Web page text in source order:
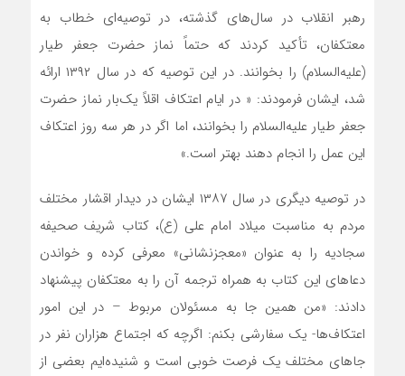
رهبر انقلاب در سال‌های گذشته، در توصیه‌ای خطاب به
معتکفان، تأکید کردند که حتماً نماز حضرت جعفر طیار
(علیه‌السلام) را بخوانند. در این توصیه که در سال ۱۳۹۲ ارائه
شد، ایشان فرمودند: « در ایام اعتکاف اقلاً یک‌بار نماز حضرت
جعفر طیار علیه‌السلام را بخوانند، اما اگر در هر سه روز اعتکاف
این عمل را انجام دهند بهتر است.»
در توصیه دیگری در سال ۱۳۸۷ ایشان در دیدار اقشار مختلف
مردم به مناسبت میلاد امام على (ع)، کتاب شریف صحیفه
سجادیه را به عنوان «معجزنشانی» معرفی کرده و خواندن
دعاهای این کتاب به همراه ترجمه آن را به معتکفان پیشنهاد
دادند​: «من همین‏ جا به مسئولان مربوط – در این امور
اعتکاف‌ها- یک سفارشى بکنم: اگرچه که اجتماع هزاران نفر در
جاهاى مختلف یک فرصت خوبى است و شنیده‏‌ایم بعضى از